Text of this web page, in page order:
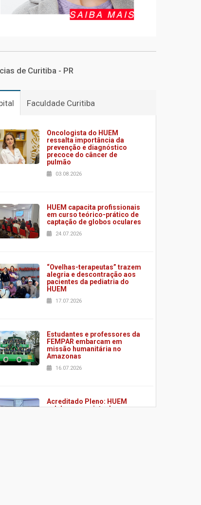
de Curitiba - PR
Faculdade Curitiba
Oncologista do HUEM
ressalta importância da
prevenção e diagnóstico
precoce do câncer de
pulmão
03.08.2026
HUEM capacita profissionais
em curso teórico-prático de
captação de globos oculares
24.07.2026
“Ovelhas-terapeutas” trazem
alegria e descontração aos
pacientes da pediatria do
HUEM
17.07.2026
Estudantes e professores da
FEMPAR embarcam em
missão humanitária no
Amazonas
16.07.2026
Acreditado Pleno: HUEM
celebra conquista de